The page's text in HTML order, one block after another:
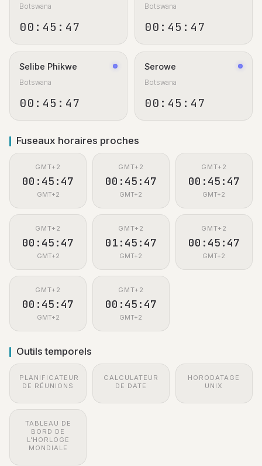
Botswana
00:45:47
Botswana
00:45:47
Selibe Phikwe
Botswana
00:45:47
Serowe
Botswana
00:45:47
Fuseaux horaires proches
GMT+2
00:45:47
GMT+2
GMT+2
00:45:47
GMT+2
GMT+2
00:45:47
GMT+2
GMT+2
00:45:47
GMT+2
GMT+2
01:45:47
GMT+2
GMT+2
00:45:47
GMT+2
GMT+2
00:45:47
GMT+2
GMT+2
00:45:47
GMT+2
Outils temporels
PLANIFICATEUR
DE RÉUNIONS
CALCULATEUR
DE DATE
HORODATAGE
UNIX
TABLEAU DE
BORD DE
L'HORLOGE
MONDIALE